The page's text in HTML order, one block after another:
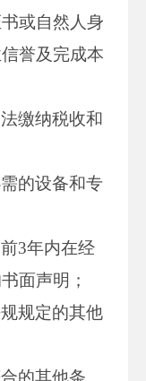
或自然人身
誉及完成本
缴纳税收和
的设备和专
3年内在经
面声明；
规定的其他
的其他条